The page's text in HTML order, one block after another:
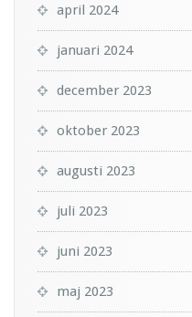
april 2024
januari 2024
december 2023
oktober 2023
augusti 2023
juli 2023
juni 2023
maj 2023